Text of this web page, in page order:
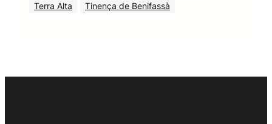
Terra Alta
Tinença de Benifassà